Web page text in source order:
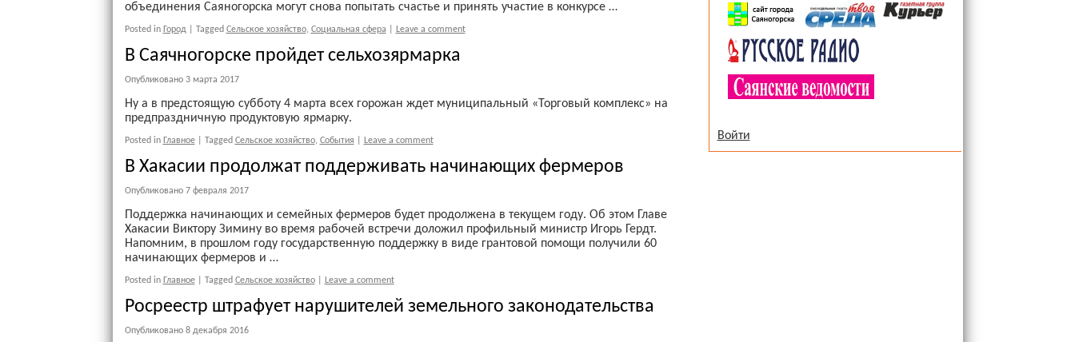
объединения Саяногорска могут снова попытать счастье и принять участие в конкурсе …
Posted in Город Tagged Сельское хозяйство, Социальная сфера Leave a comment
В Саячногорске пройдет сельхозярмарка
Опубликовано3 марта 2017
Ну а в предстоящую субботу 4 марта всех горожан ждет муниципальный «Торговый комплекс» на
предпраздничную продуктовую ярмарку.
Posted in Главное Tagged Сельское хозяйство, События Leave a comment
В Хакасии продолжат поддерживать начинающих фермеров
Опубликовано7 февраля 2017
Поддержка начинающих и семейных фермеров будет продолжена в текущем году. Об этом Главе
Хакасии Виктору Зимину во время рабочей встречи доложил профильный министр Игорь Гердт.
Напомним, в прошлом году государственную поддержку в виде грантовой помощи получили 60
начинающих фермеров и …
Posted in Главное Tagged Сельское хозяйство Leave a comment
Росреестр штрафует нарушителей земельного законодательства
Опубликовано8 декабря 2016
Войти